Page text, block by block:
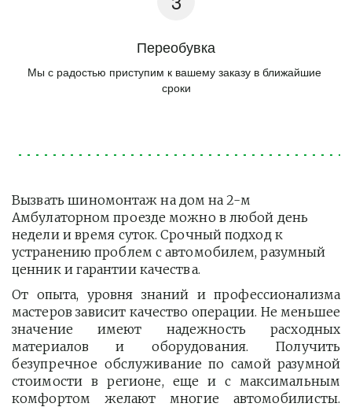
Переобувка
Мы с радостью приступим к вашему заказу в ближайшие
сроки
Вызвать шиномонтаж на дом на 2-м
Амбулаторном проезде можно в любой день
недели и время суток. Срочный подход к
устранению проблем с автомобилем, разумный
ценник и гарантии качества.
От опыта, уровня знаний и профессионализма
мастеров зависит качество операции. Не меньшее
значение имеют надежность расходных
материалов и оборудования. Получить
безупречное обслуживание по самой разумной
стоимости в регионе, еще и с максимальным
комфортом желают многие автомобилисты.